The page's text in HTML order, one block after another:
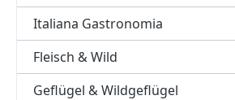
Italiana Gastronomia
Fleisch & Wild
Geflügel & Wildgeflügel